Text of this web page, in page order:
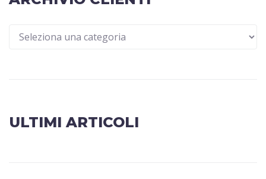
ULTIMI ARTICOLI